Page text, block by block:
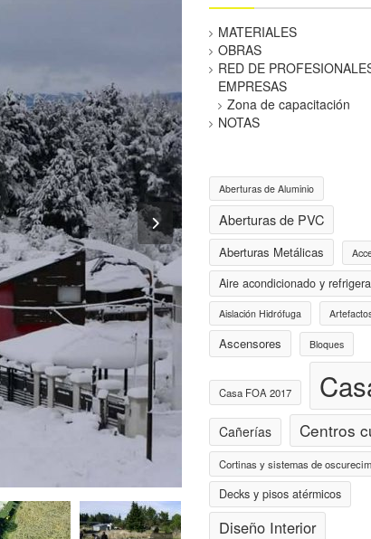
MATERIALES
OBRAS
RED DE
EMPRESAS
Zona de capacitación
NOTAS
Aberturas de Aluminio
Aberturas de PVC
Aberturas Metálicas
Aire acondicionado y
Aislación Hidrófuga
Ascensores Bloques
Casa FOA 2017
Cañerías Centros
Cortinas y sistemas de
Decks y pisos atérmicos
Diseño Interior